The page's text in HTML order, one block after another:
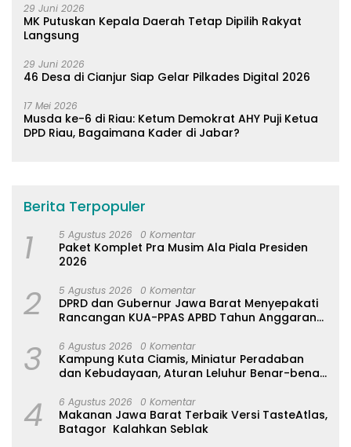
29 Juni 2026
MK Putuskan Kepala Daerah Tetap Dipilih Rakyat
Langsung
29 Juni 2026
46 Desa di Cianjur Siap Gelar Pilkades Digital 2026
17 Mei 2026
Musda ke-6 di Riau: Ketum Demokrat AHY Puji Ketua
DPD Riau, Bagaimana Kader di Jabar?
Berita Terpopuler
1 5 Agustus 2026 0 Komentar
Paket Komplet Pra Musim Ala Piala Presiden
2026
2 5 Agustus 2026 0 Komentar
DPRD dan Gubernur Jawa Barat Menyepakati
Rancangan KUA-PPAS APBD Tahun Anggaran
3 6 Agustus 2026 0 Komentar
Kampung Kuta Ciamis, Miniatur Peradaban
dan Kebudayaan, Aturan Leluhur Benar-benar
4 6 Agustus 2026 0 Komentar
Makanan Jawa Barat Terbaik Versi TasteAtlas,
Batagor Kalahkan Seblak